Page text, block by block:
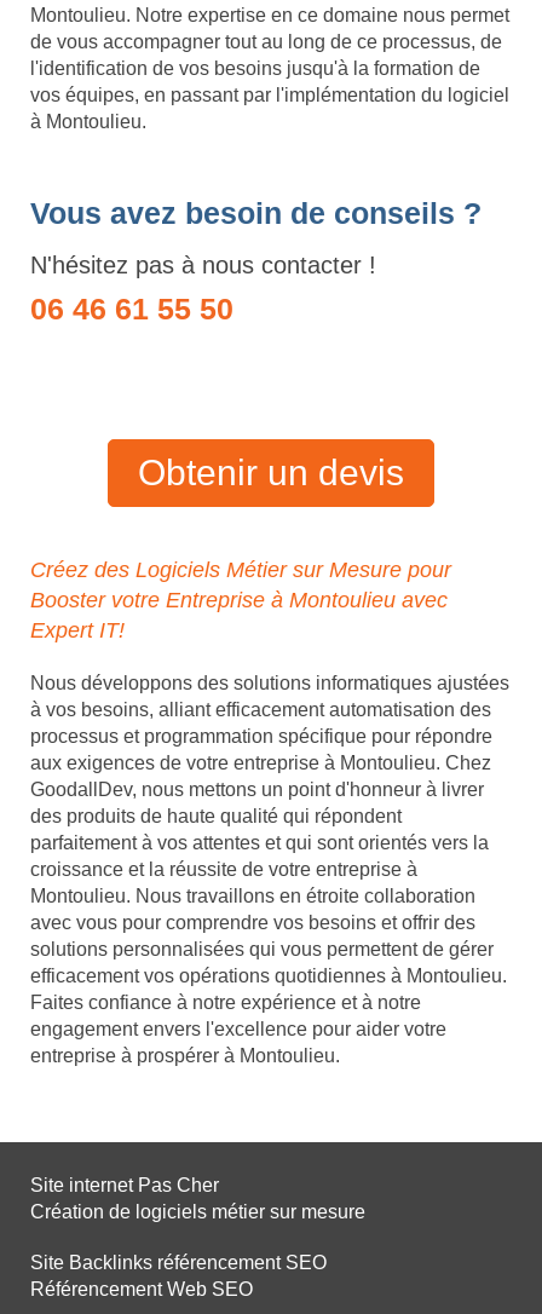
Montoulieu. Notre expertise en ce domaine nous permet
de vous accompagner tout au long de ce processus, de
l'identification de vos besoins jusqu'à la formation de
vos équipes, en passant par l'implémentation du logiciel
à Montoulieu.
Vous avez besoin de conseils ?
N'hésitez pas à nous contacter !
06 46 61 55 50
Obtenir un devis
Créez des Logiciels Métier sur Mesure pour
Booster votre Entreprise à Montoulieu avec
Expert IT!
Nous développons des solutions informatiques ajustées
à vos besoins, alliant efficacement automatisation des
processus et programmation spécifique pour répondre
aux exigences de votre entreprise à Montoulieu. Chez
GoodallDev, nous mettons un point d'honneur à livrer
des produits de haute qualité qui répondent
parfaitement à vos attentes et qui sont orientés vers la
croissance et la réussite de votre entreprise à
Montoulieu. Nous travaillons en étroite collaboration
avec vous pour comprendre vos besoins et offrir des
solutions personnalisées qui vous permettent de gérer
efficacement vos opérations quotidiennes à Montoulieu.
Faites confiance à notre expérience et à notre
engagement envers l'excellence pour aider votre
entreprise à prospérer à Montoulieu.
Site internet Pas Cher
Création de logiciels métier sur mesure
Site Backlinks référencement SEO
Référencement Web SEO